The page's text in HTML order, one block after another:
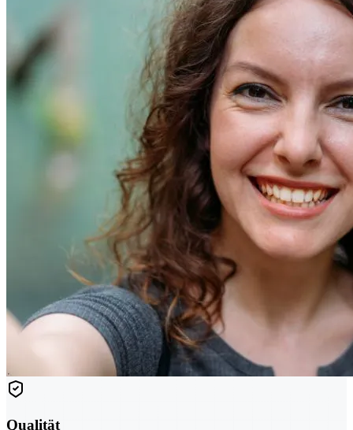
Qualität